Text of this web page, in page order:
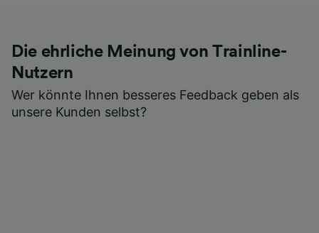
Die ehrliche Meinung von Trainline-
Nutzern
Wer könnte Ihnen besseres Feedback geben als
unsere Kunden selbst?